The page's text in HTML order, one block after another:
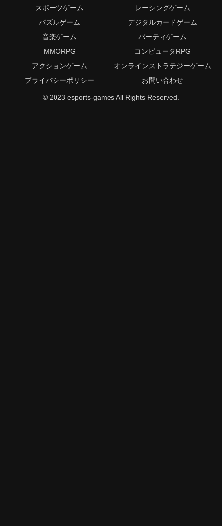
スポーツゲーム
レーシングゲーム
パズルゲーム
デジタルカードゲーム
音楽ゲーム
パーティゲーム
MMORPG
コンピュータRPG
アクションゲーム
オンラインストラテジーゲーム
プライバシーポリシー
お問い合わせ
© 2023 esports-games All Rights Reserved.